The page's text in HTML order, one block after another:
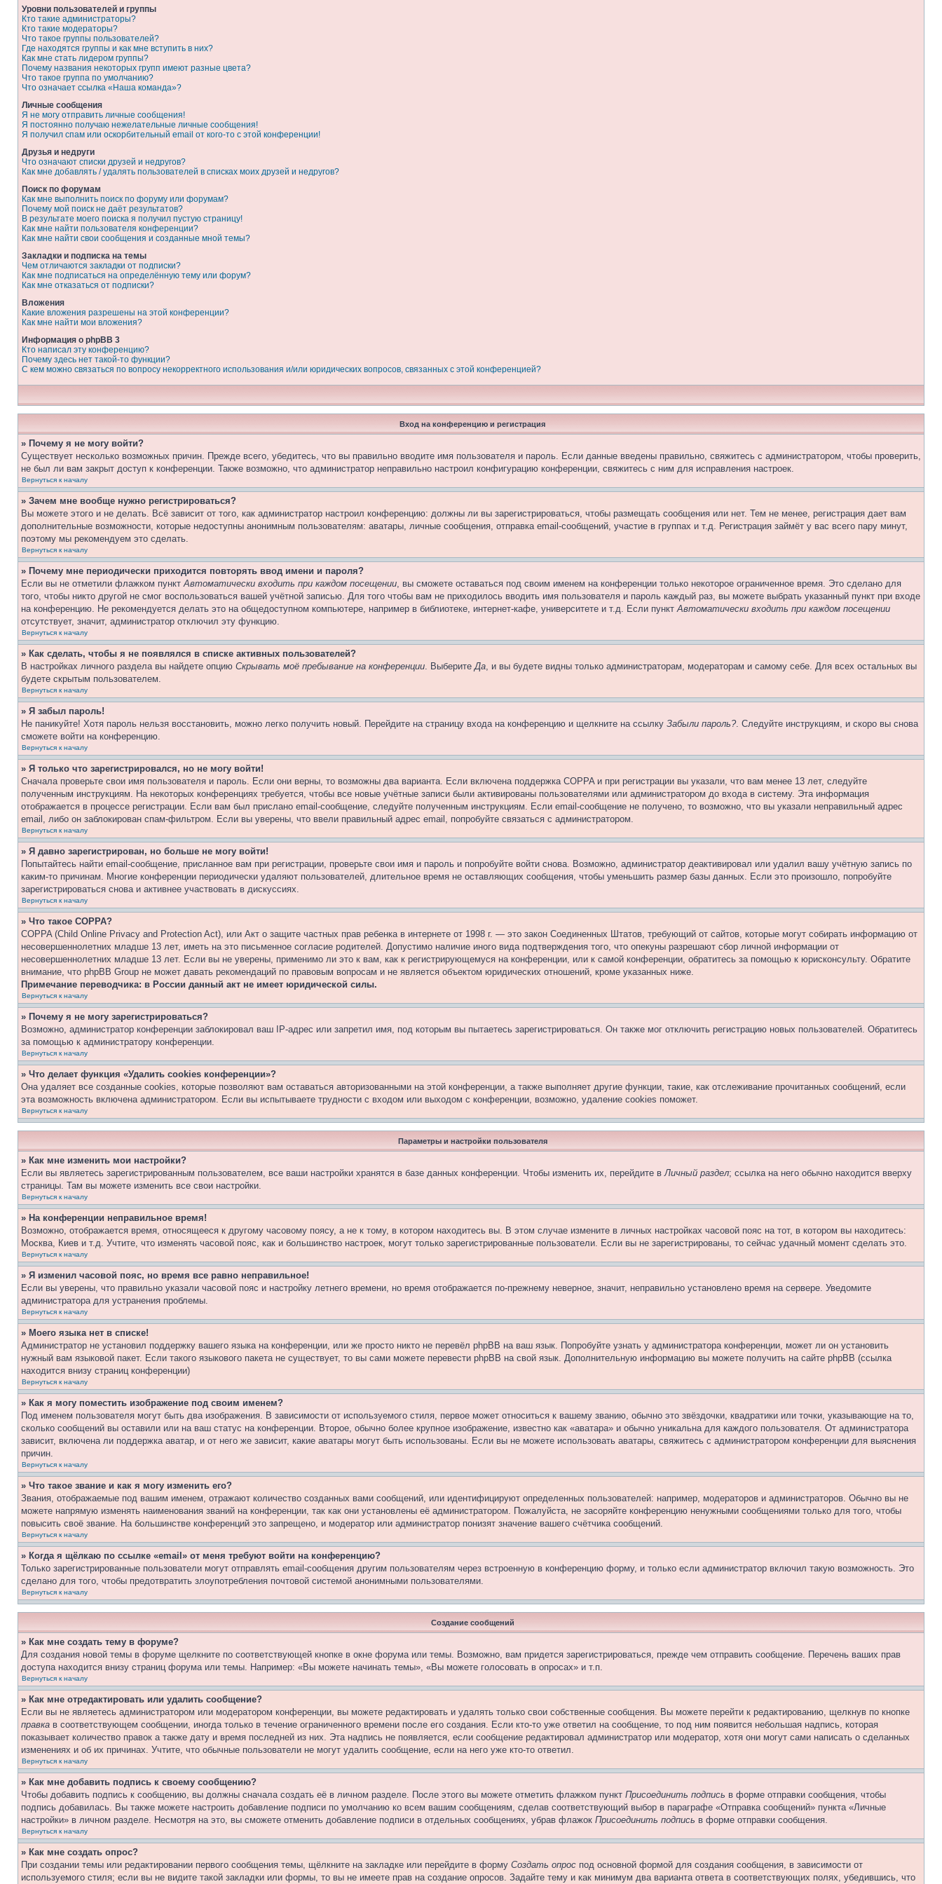
Уровни пользователей и группы
Кто такие администраторы?
Кто такие модераторы?
Что такое группы пользователей?
Где находятся группы и как мне вступить в них?
Как мне стать лидером группы?
Почему названия некоторых групп имеют разные цвета?
Что такое группа по умолчанию?
Что означает ссылка «Наша команда»?
Личные сообщения
Я не могу отправить личные сообщения!
Я постоянно получаю нежелательные личные сообщения!
Я получил спам или оскорбительный email от кого-то с этой конференции!
Друзья и недруги
Что означают списки друзей и недругов?
Как мне добавлять / удалять пользователей в списках моих друзей и недругов?
Поиск по форумам
Как мне выполнить поиск по форуму или форумам?
Почему мой поиск не даёт результатов?
В результате моего поиска я получил пустую страницу!
Как мне найти пользователя конференции?
Как мне найти свои сообщения и созданные мной темы?
Закладки и подписка на темы
Чем отличаются закладки от подписки?
Как мне подписаться на определённую тему или форум?
Как мне отказаться от подписки?
Вложения
Какие вложения разрешены на этой конференции?
Как мне найти мои вложения?
Информация о phpBB 3
Кто написал эту конференцию?
Почему здесь нет такой-то функции?
С кем можно связаться по вопросу некорректного использования и/или юридических вопросов, связанных с этой конференцией?
Вход на конференцию и регистрация
» Почему я не могу войти?
Существует несколько возможных причин. Прежде всего, убедитесь, что вы правильно вводите имя пользователя и пароль. Если данные введены правильно, свяжитесь с администратором, чтобы проверить,
не был ли вам закрыт доступ к конференции. Также возможно, что администратор неправильно настроил конфигурацию конференции, свяжитесь с ним для исправления настроек.
Вернуться к началу
» Зачем мне вообще нужно регистрироваться?
Вы можете этого и не делать. Всё зависит от того, как администратор настроил конференцию: должны ли вы зарегистрироваться, чтобы размещать сообщения или нет. Тем не менее, регистрация дает вам
дополнительные возможности, которые недоступны анонимным пользователям: аватары, личные сообщения, отправка email-сообщений, участие в группах и т.д. Регистрация займёт у вас всего пару минут,
поэтому мы рекомендуем это сделать.
Вернуться к началу
» Почему мне периодически приходится повторять ввод имени и пароля?
Если вы не отметили флажком пунктАвтоматически входить при каждом посещении, вы сможете оставаться под своим именем на конференции только некоторое ограниченное время. Это сделано для
того, чтобы никто другой не смог воспользоваться вашей учётной записью. Для того чтобы вам не приходилось вводить имя пользователя и пароль каждый раз, вы можете выбрать указанный пункт при входе
на конференцию. Не рекомендуется делать это на общедоступном компьютере, например в библиотеке, интернет-кафе, университете и т.д. Если пунктАвтоматически входить при каждом посещении
отсутствует, значит, администратор отключил эту функцию.
Вернуться к началу
» Как сделать, чтобы я не появлялся в списке активных пользователей?
В настройках личного раздела вы найдете опцию Скрывать моё пребывание на конференции. ВыберитеДа, и вы будете видны только администраторам, модераторам и самому себе. Для всех остальных вы
будете скрытым пользователем.
Вернуться к началу
» Я забыл пароль!
Не паникуйте! Хотя пароль нельзя восстановить, можно легко получить новый. Перейдите на страницу входа на конференцию и щелкните на ссылку Забыли пароль?. Следуйте инструкциям, и скоро вы снова
сможете войти на конференцию.
Вернуться к началу
» Я только что зарегистрировался, но не могу войти!
Сначала проверьте свои имя пользователя и пароль. Если они верны, то возможны два варианта. Если включена поддержка COPPA и при регистрации вы указали, что вам менее 13 лет, следуйте
полученным инструкциям. На некоторых конференциях требуется, чтобы все новые учётные записи были активированы пользователями или администратором до входа в систему. Эта информация
отображается в процессе регистрации. Если вам был прислано email-сообщение, следуйте полученным инструкциям. Если email-сообщение не получено, то возможно, что вы указали неправильный адрес
email, либо он заблокирован спам-фильтром. Если вы уверены, что ввели правильный адрес email, попробуйте связаться с администратором.
Вернуться к началу
» Я давно зарегистрирован, но больше не могу войти!
Попытайтесь найти email-сообщение, присланное вам при регистрации, проверьте свои имя и пароль и попробуйте войти снова. Возможно, администратор деактивировал или удалил вашу учётную запись по
каким-то причинам. Многие конференции периодически удаляют пользователей, длительное время не оставляющих сообщения, чтобы уменьшить размер базы данных. Если это произошло, попробуйте
зарегистрироваться снова и активнее участвовать в дискуссиях.
Вернуться к началу
» Что такое COPPA?
COPPA (Child Online Privacy and Protection Act), или Акт о защите частных прав ребенка в интернете от 1998 г. — это закон Соединенных Штатов, требующий от сайтов, которые могут собирать информацию от
несовершеннолетних младше 13 лет, иметь на это письменное согласие родителей. Допустимо наличие иного вида подтверждения того, что опекуны разрешают сбор личной информации от
несовершеннолетних младше 13 лет. Если вы не уверены, применимо ли это к вам, как к регистрирующемуся на конференции, или к самой конференции, обратитесь за помощью к юрисконсульту. Обратите
внимание, что phpBB Group не может давать рекомендаций по правовым вопросам и не является объектом юридических отношений, кроме указанных ниже.
Примечание переводчика: в России данный акт не имеет юридической силы.
Вернуться к началу
» Почему я не могу зарегистрироваться?
Возможно, администратор конференции заблокировал ваш IP-адрес или запретил имя, под которым вы пытаетесь зарегистрироваться. Он также мог отключить регистрацию новых пользователей. Обратитесь
за помощью к администратору конференции.
Вернуться к началу
» Что делает функция «Удалить cookies конференции»?
Она удаляет все созданные cookies, которые позволяют вам оставаться авторизованными на этой конференции, а также выполняет другие функции, такие, как отслеживание прочитанных сообщений, если
эта возможность включена администратором. Если вы испытываете трудности с входом или выходом с конференции, возможно, удаление cookies поможет.
Вернуться к началу
Параметры и настройки пользователя
» Как мне изменить мои настройки?
Если вы являетесь зарегистрированным пользователем, все ваши настройки хранятся в базе данных конференции. Чтобы изменить их, перейдите вЛичный раздел; ссылка на него обычно находится вверху
страницы. Там вы можете изменить все свои настройки.
Вернуться к началу
» На конференции неправильное время!
Возможно, отображается время, относящееся к другому часовому поясу, а не к тому, в котором находитесь вы. В этом случае измените в личных настройках часовой пояс на тот, в котором вы находитесь:
Москва, Киев и т.д. Учтите, что изменять часовой пояс, как и большинство настроек, могут только зарегистрированные пользователи. Если вы не зарегистрированы, то сейчас удачный момент сделать это.
Вернуться к началу
» Я изменил часовой пояс, но время все равно неправильное!
Если вы уверены, что правильно указали часовой пояс и настройку летнего времени, но время отображается по-прежнему неверное, значит, неправильно установлено время на сервере. Уведомите
администратора для устранения проблемы.
Вернуться к началу
» Моего языка нет в списке!
Администратор не установил поддержку вашего языка на конференции, или же просто никто не перевёл phpBB на ваш язык. Попробуйте узнать у администратора конференции, может ли он установить
нужный вам языковой пакет. Если такого языкового пакета не существует, то вы сами можете перевести phpBB на свой язык. Дополнительную информацию вы можете получить на сайте phpBB (ссылка
находится внизу страниц конференции)
Вернуться к началу
» Как я могу поместить изображение под своим именем?
Под именем пользователя могут быть два изображения. В зависимости от используемого стиля, первое может относиться к вашему званию, обычно это звёздочки, квадратики или точки, указывающие на то,
сколько сообщений вы оставили или на ваш статус на конференции. Второе, обычно более крупное изображение, известно как «аватара» и обычно уникальна для каждого пользователя. От администратора
зависит, включена ли поддержка аватар, и от него же зависит, какие аватары могут быть использованы. Если вы не можете использовать аватары, свяжитесь с администратором конференции для выяснения
причин.
Вернуться к началу
» Что такое звание и как я могу изменить его?
Звания, отображаемые под вашим именем, отражают количество созданных вами сообщений, или идентифицируют определенных пользователей: например, модераторов и администраторов. Обычно вы не
можете напрямую изменять наименования званий на конференции, так как они установлены её администратором. Пожалуйста, не засоряйте конференцию ненужными сообщениями только для того, чтобы
повысить своё звание. На большинстве конференций это запрещено, и модератор или администратор понизят значение вашего счётчика сообщений.
Вернуться к началу
» Когда я щёлкаю по ссылке «email» от меня требуют войти на конференцию?
Только зарегистрированные пользователи могут отправлять email-сообщения другим пользователям через встроенную в конференцию форму, и только если администратор включил такую возможность. Это
сделано для того, чтобы предотвратить злоупотребления почтовой системой анонимными пользователями.
Вернуться к началу
Создание сообщений
» Как мне создать тему в форуме?
Для создания новой темы в форуме щелкните по соответствующей кнопке в окне форума или темы. Возможно, вам придется зарегистрироваться, прежде чем отправить сообщение. Перечень ваших прав
доступа находится внизу страниц форума или темы. Например: «Вы можете начинать темы», «Вы можете голосовать в опросах» и т.п.
Вернуться к началу
» Как мне отредактировать или удалить сообщение?
Если вы не являетесь администратором или модератором конференции, вы можете редактировать и удалять только свои собственные сообщения. Вы можете перейти к редактированию, щелкнув по кнопке
правка в соответствующем сообщении, иногда только в течение ограниченного времени после его создания. Если кто-то уже ответил на сообщение, то под ним появится небольшая надпись, которая
показывает количество правок а также дату и время последней из них. Эта надпись не появляется, если сообщение редактировал администратор или модератор, хотя они могут сами написать о сделанных
изменениях и об их причинах. Учтите, что обычные пользователи не могут удалить сообщение, если на него уже кто-то ответил.
Вернуться к началу
» Как мне добавить подпись к своему сообщению?
Чтобы добавить подпись к сообщению, вы должны сначала создать её в личном разделе. После этого вы можете отметить флажком пункт Присоединить подпись в форме отправки сообщения, чтобы
подпись добавилась. Вы также можете настроить добавление подписи по умолчанию ко всем вашим сообщениям, сделав соответствующий выбор в параграфе «Отправка сообщений» пункта «Личные
настройки» в личном разделе. Несмотря на это, вы сможете отменить добавление подписи в отдельных сообщениях, убрав флажок Присоединить подпись в форме отправки сообщения.
Вернуться к началу
» Как мне создать опрос?
При создании темы или редактировании первого сообщения темы, щёлкните на закладке или перейдите в форму Создать опрос под основной формой для создания сообщения, в зависимости от
используемого стиля; если вы не видите такой закладки или формы, то вы не имеете прав на создание опросов. Задайте тему и как минимум два варианта ответа в соответствующих полях, убедившись, что